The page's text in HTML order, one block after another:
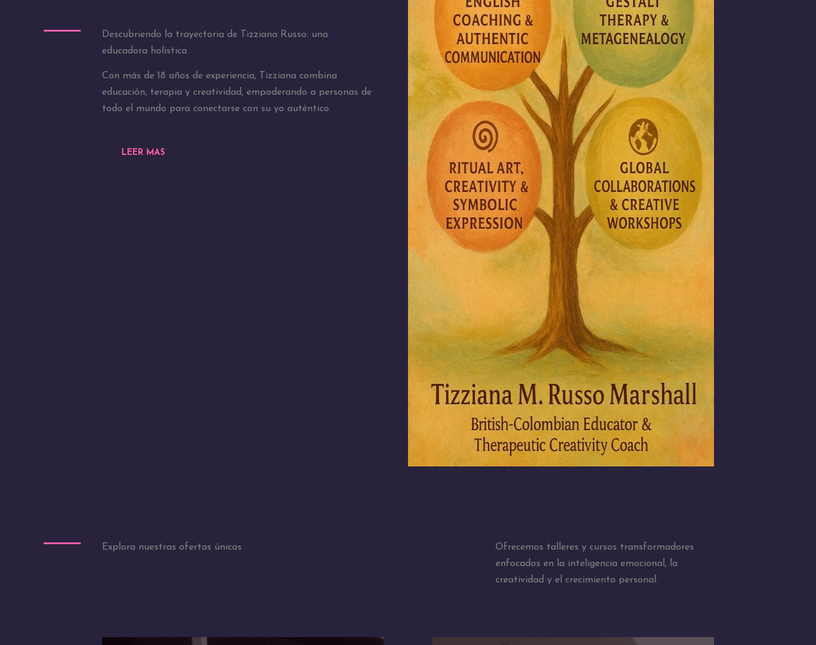
Descubriendo la trayectoria de Tizziana Russo: una
educadora holística
Con más de 18 años de experiencia, Tizziana combina
educación, terapia y creatividad, empoderando a personas de
todo el mundo para conectarse con su yo auténtico.
LEER MAS
Explora nuestras ofertas únicas
Ofrecemos talleres y cursos transformadores
enfocados en la inteligencia emocional, la
creatividad y el crecimiento personal.